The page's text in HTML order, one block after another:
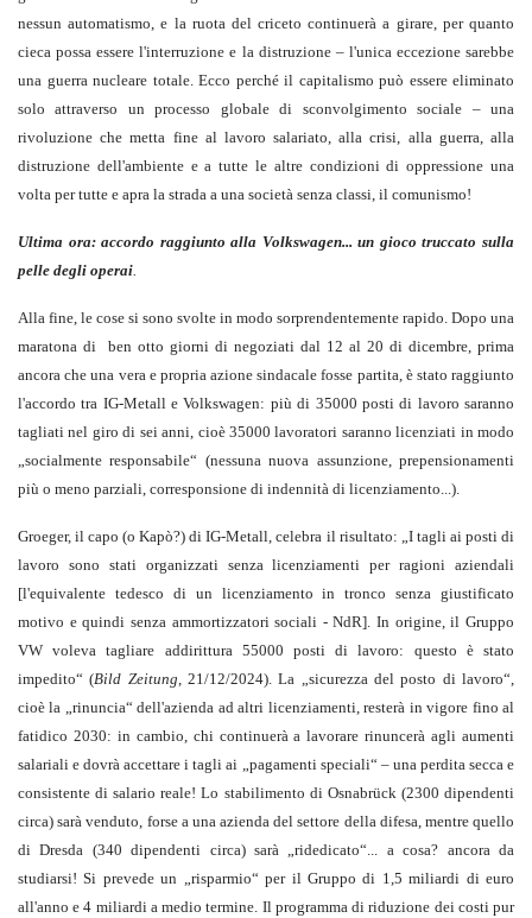
nessun automatismo, e la ruota del criceto continuerà a girare, per quanto
cieca possa essere l'interruzione e la distruzione – l'unica eccezione sarebbe
una guerra nucleare totale. Ecco perché il capitalismo può essere eliminato
solo attraverso un processo globale di sconvolgimento sociale – una
rivoluzione che metta fine al lavoro salariato, alla crisi, alla guerra, alla
distruzione dell'ambiente e a tutte le altre condizioni di oppressione una
volta per tutte e apra la strada a una società senza classi, il comunismo!
Ultima ora: accordo raggiunto alla Volkswagen... un gioco truccato sulla
pelle degli operai.
Alla fine, le cose si sono svolte in modo sorprendentemente rapido. Dopo una
maratona di ben otto giorni di negoziati dal 12 al 20 di dicembre, prima
ancora che una vera e propria azione sindacale fosse partita, è stato raggiunto
l'accordo tra IG-Metall e Volkswagen: più di 35000 posti di lavoro saranno
tagliati nel giro di sei anni, cioè 35000 lavoratori saranno licenziati in modo
„socialmente responsabile“ (nessuna nuova assunzione, prepensionamenti
più o meno parziali, corresponsione di indennità di licenziamento...).
Groeger, il capo (o Kapò?) di IG-Metall, celebra il risultato: „I tagli ai posti di
lavoro sono stati organizzati senza licenziamenti per ragioni aziendali
[l'equivalente tedesco di un licenziamento in tronco senza giustificato
motivo e quindi senza ammortizzatori sociali - NdR]. In origine, il Gruppo
VW voleva tagliare addirittura 55000 posti di lavoro: questo è stato
impedito“ (Bild Zeitung, 21/12/2024). La „sicurezza del posto di lavoro“,
cioè la „rinuncia“ dell'azienda ad altri licenziamenti, resterà in vigore fino al
fatidico 2030: in cambio, chi continuerà a lavorare rinuncerà agli aumenti
salariali e dovrà accettare i tagli ai „pagamenti speciali“ – una perdita secca e
consistente di salario reale! Lo stabilimento di Osnabrück (2300 dipendenti
circa) sarà venduto, forse a una azienda del settore della difesa, mentre quello
di Dresda (340 dipendenti circa) sarà „ridedicato“... a cosa? ancora da
studiarsi! Si prevede un „risparmio“ per il Gruppo di 1,5 miliardi di euro
all'anno e 4 miliardi a medio termine. Il programma di riduzione dei costi pur